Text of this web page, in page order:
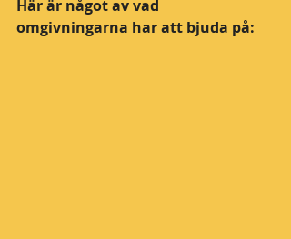
Här är något av vad
omgivningarna har att bjuda på: